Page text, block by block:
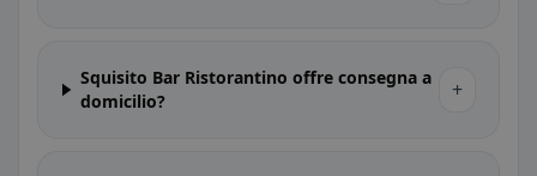
Squisito Bar Ristorantino offre consegna a
domicilio?
+